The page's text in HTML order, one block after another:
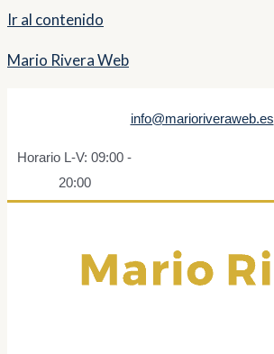
Ir al contenido
Mario Rivera Web
info@marioriveraweb.es
Horario L-V: 09:00 -
20:00